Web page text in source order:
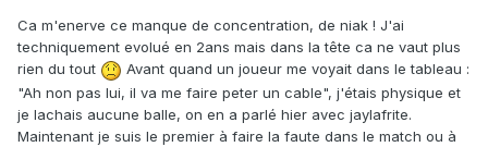
Ca m'enerve ce manque de concentration, de niak ! J'ai
techniquement evolué en 2ans mais dans la tête ca ne vaut plus
rien du tout
Avant quand un joueur me voyait dans le tableau :
"Ah non pas lui, il va me faire peter un cable", j'étais physique et
je lachais aucune balle, on en a parlé hier avec jaylafrite.
Maintenant je suis le premier à faire la faute dans le match ou à